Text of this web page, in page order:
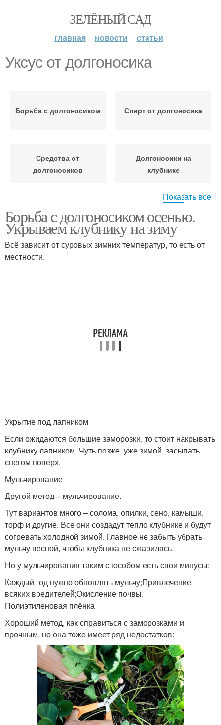
ЗЕЛЁНЫЙ САД
главная новости статьи
Уксус от долгоносика
Борьба с долгоносиком Спирт от долгоносика
Средства от
долгоносиков
Долгоносики на
клубнике
Сода от долгоносика
Показать все
Борьба с долгоносиком осенью.
Укрываем клубнику на зиму
Всё зависит от суровых зимних температур, то есть от
местности.
Укрытие под лапником
Если ожидаются большие заморозки, то стоит накрывать
клубнику лапником. Чуть позже, уже зимой, засыпать
снегом поверх.
Мульчирование
Другой метод – мульчирование.
Тут вариантов много – солома, опилки, сено, камыши,
торф и другие. Все они создадут тепло клубнике и будут
согревать холодной зимой. Главное не забыть убрать
мульчу весной, чтобы клубника не сжарилась.
Но у мульчирования таким способом есть свои минусы:
Каждый год нужно обновлять мульчу;Привлечение
всяких вредителей;Окисление почвы.
Полиэтиленовая плёнка
Хороший метод, как справиться с заморозками и
прочным, но она тоже имеет ряд недостатков: